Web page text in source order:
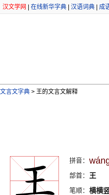
汉文学网 在线新华字典 汉语词典 成
文言文字典 > 王的文言文解释
拼音：
部首： 王
笔顺： 横横